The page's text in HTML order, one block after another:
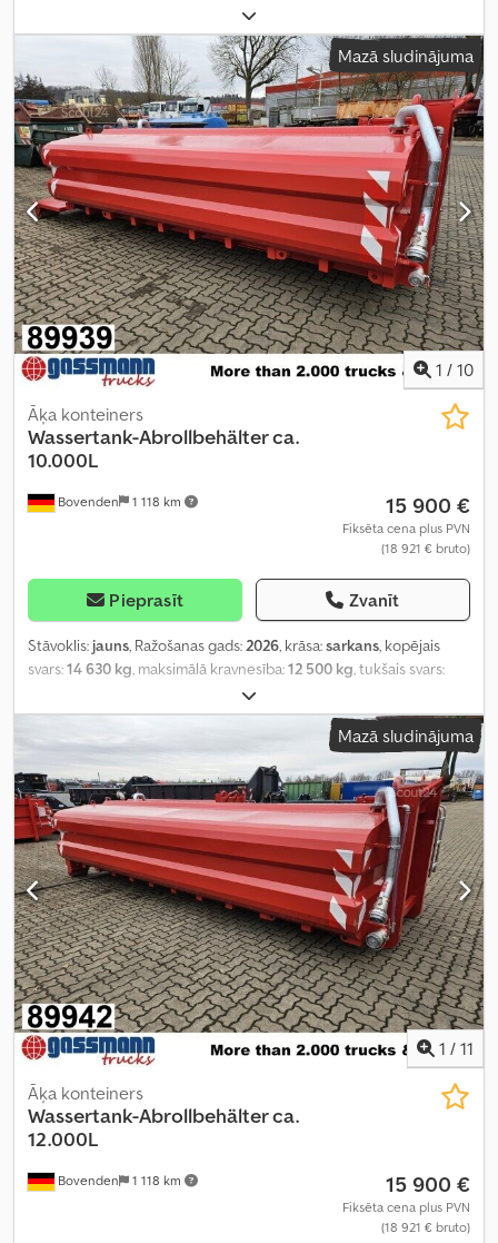
, vadītāja kabīne:
Mazā sludinājuma
1 / 10
Bovenden 1 118 km
Āķa konteiners
Wassertank-Abrollbehälter ca.
10.000L
15 900 €
Fiksēta cena plus PVN
(18 921 € bruto)
Pieprasīt Zvanīt
Stāvoklis: jauns, Ražošanas gads: 2026, krāsa:sarkans, kopējais
svars:14 630 kg , maksimālā kravnesība:12 500 kg , tukšais svars:
, vadītāja kabīne:
Mazā sludinājuma
1 / 11
Bovenden 1 118 km
Āķa konteiners
Wassertank-Abrollbehälter ca.
12.000L
15 900 €
Fiksēta cena plus PVN
(18 921 € bruto)